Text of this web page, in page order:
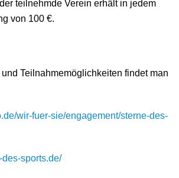
teilnehmde Verein erhält in jedem
von 100 €.
Teilnahmemöglichkeiten findet man
wir-fuer-sie/engagement/sterne-des-
des-sports.de/